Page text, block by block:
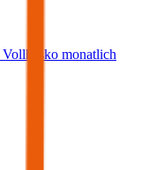
Vollkasko monatlich